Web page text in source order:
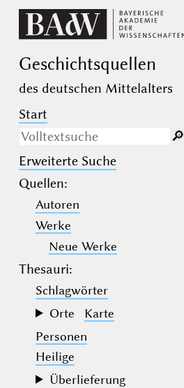
Geschichts­quellen
des deutschen Mittelalters
Start
Nur in Beschreibungs­texten
suchen
(der Unterstrich) ist Platzhalter für
genau ein Zeichen.
(das Prozentzeichen) ist Platzhalter
für kein, ein oder mehr als ein
Zeichen.
🔎︎
Erweiterte Suche
Quellen:
Autoren
Werke
Neue Werke
Thesauri:
Schlagwörter
Orte
Karte
Personen
Heilige
Überlieferung